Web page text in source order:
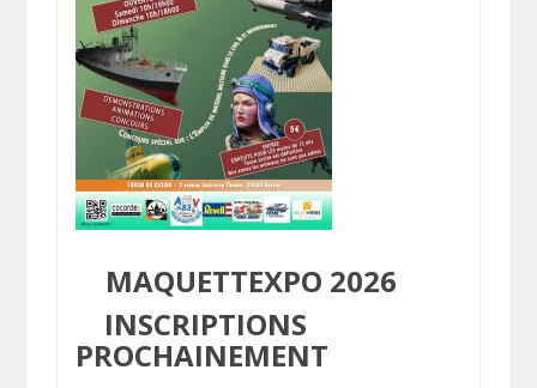
MAQUETTEXPO 2026
INSCRIPTIONS
PROCHAINEMENT